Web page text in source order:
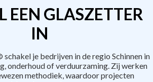
EEN GLASZETTER
IN
je bedrijven in de regio Schinnen in
onderhoud of verduurzaming. Zij werken
methodiek, waardoor projecten